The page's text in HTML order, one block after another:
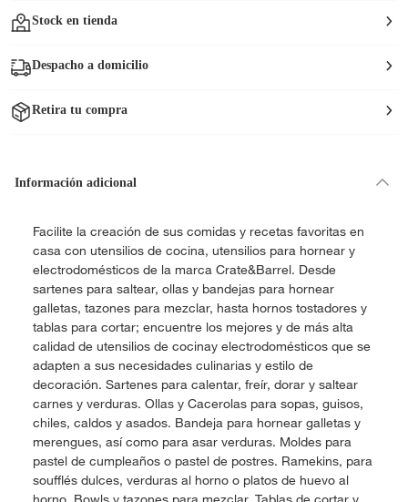
Stock en tienda
Despacho a domicilio
Retira tu compra
Información adicional
Facilite la creación de sus comidas y recetas favoritas en
casa con utensilios de cocina, utensilios para hornear y
electrodomésticos de la marca Crate&Barrel. Desde
sartenes para saltear, ollas y bandejas para hornear
galletas, tazones para mezclar, hasta hornos tostadores y
tablas para cortar; encuentre los mejores y de más alta
calidad de utensilios de cocinay electrodomésticos que se
adapten a sus necesidades culinarias y estilo de
decoración. Sartenes para calentar, freír, dorar y saltear
carnes y verduras. Ollas y Cacerolas para sopas, guisos,
chiles, caldos y asados. Bandeja para hornear galletas y
merengues, así como para asar verduras. Moldes para
pastel de cumpleaños o pastel de postres. Ramekins, para
soufflés dulces, verduras al horno o platos de huevo al